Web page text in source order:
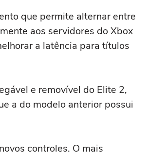
que permite alternar entre
aos servidores do Xbox
a latência para títulos
e removível do Elite 2,
a do modelo anterior possui
controles. O mais